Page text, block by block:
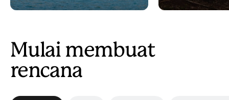
Mulai membuat
rencana